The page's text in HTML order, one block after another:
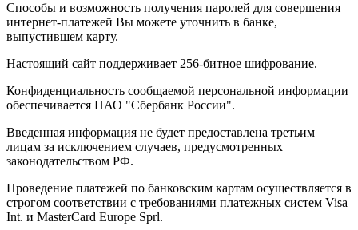
Способы и возможность получения паролей для совершения
интернет-платежей Вы можете уточнить в банке,
выпустившем карту.
Настоящий сайт поддерживает 256-битное шифрование.
Конфиденциальность сообщаемой персональной информации
обеспечивается ПАО "Сбербанк России".
Введенная информация не будет предоставлена третьим
лицам за исключением случаев, предусмотренных
законодательством РФ.
Проведение платежей по банковским картам осуществляется в
строгом соответствии с требованиями платежных систем Visa
Int. и MasterCard Europe Sprl.